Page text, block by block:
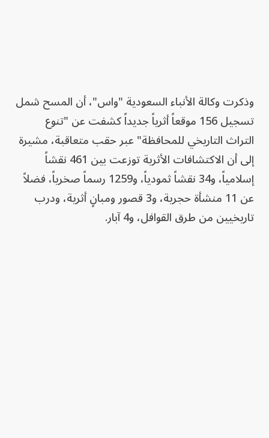
وذكرت وكالة الأنباء السعودية "واس"، أن المسح شمل
تسجيل 156 موقعاً أثرياً جديداً كشفت عن "تنوع
التراث التاريخي للمحافظة" عبر حقب متعاقبة، مشيرة
إلى أن الاكتشافات الأثرية توزعت بين 461 نقشاً
إسلامياً، و34 نقشاً ثمودياً، و1259 رسماً صخرياً، فضلاً
عن 11 منشأة حجرية، و3 قصور ومبانٍ أثرية، ودرب
تاريخيين من طرق القوافل، و4 آبار.